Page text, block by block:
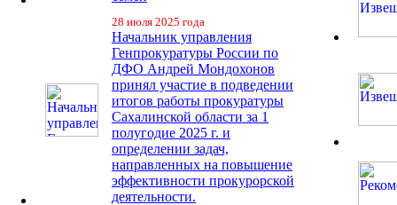
28 июля 2025 года
Начальник управления
Генпрокуратуры России по
ДФО Андрей Мондохонов
принял участие в подведении
итогов работы прокуратуры
Сахалинской области за 1
полугодие 2025 г. и
определении задач,
направленных на повышение
эффективности прокурорской
деятельности.